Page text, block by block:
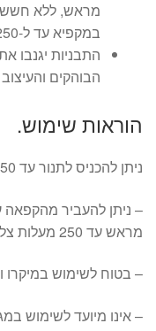
במקפיא עד ל-250 מעלות צלזיוס בתנור.
התבניות יגנבו
הבוהקים והעיצוב
הוראות שימוש.
ניתן להכניס לתנור עד 250 מעלות צלזיוס
מראש עד 250 מעלות צלזיוס
– בטוח לשימוש במיקרו
– אינו מיועד לשימוש